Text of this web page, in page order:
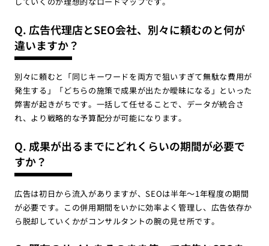
Q. 広告代理店とSEO会社、別々に頼むのと何が
違いますか？
別々に頼むと「同じキーワードを両方で狙いすぎて無駄な費用が
発生する」「どちらの施策で成果が出たか曖昧になる」といった
弊害が起きがちです。一括して任せることで、データが統合さ
れ、より戦略的な予算配分が可能になります。
Q. 成果が出るまでにどれくらいの期間が必要で
すか？
広告は初日から流入がありますが、SEOは半年〜1年程度の期間
が必要です。この併用期間をいかに効率よく管理し、広告依存か
ら脱却していくかがコンサルタントの腕の見せ所です。